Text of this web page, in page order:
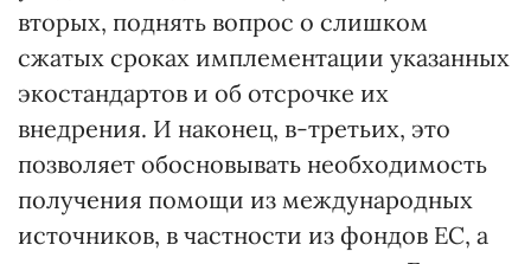
вторых, поднять вопрос о слишком
сжатых сроках имплементации указанных
экостандартов и об отсрочке их
внедрения. И наконец, в-третьих, это
позволяет обосновывать необходимость
получения помощи из международных
источников, в частности из фондов ЕС, а